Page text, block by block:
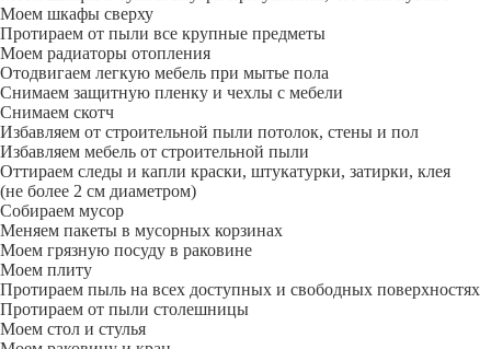
Моем шкафы сверху
Протираем от пыли все крупные предметы
Моем радиаторы отопления
Отодвигаем легкую мебель при мытье пола
Снимаем защитную пленку и чехлы с мебели
Снимаем скотч
Избавляем от строительной пыли потолок, стены и пол
Избавляем мебель от строительной пыли
Оттираем следы и капли краски, штукатурки, затирки, клея
(не более 2 см диаметром)
Собираем мусор
Меняем пакеты в мусорных корзинах
Моем грязную посуду в раковине
Моем плиту
Протираем пыль на всех доступных и свободных поверхностях
Протираем от пыли столешницы
Моем стол и стулья